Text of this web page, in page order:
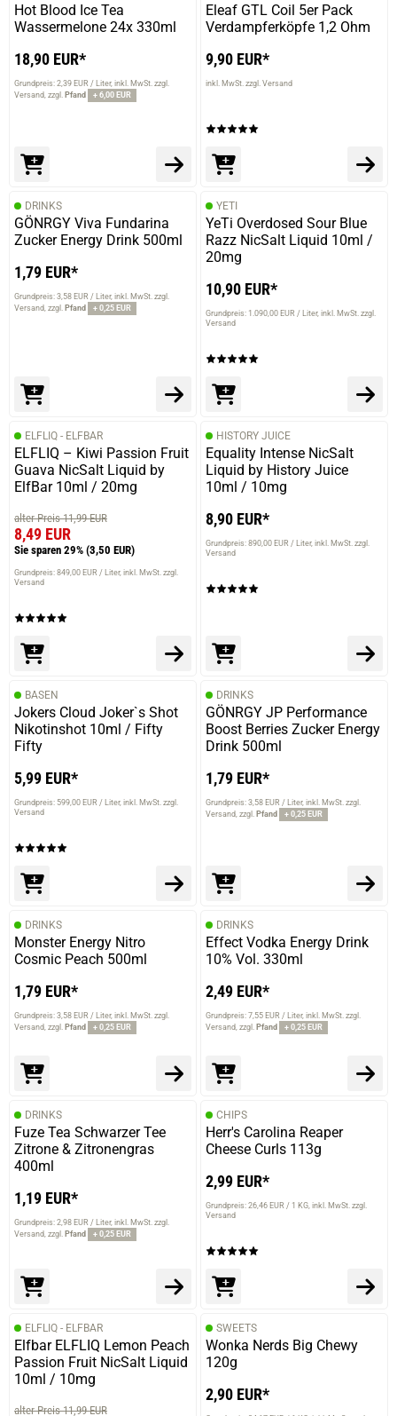
Hot Blood Ice Tea
Wassermelone 24x 330ml
18,90 EUR*
Grundpreis: 2,39 EUR / Liter inkl. MwSt. zzgl.
Versand zzgl. Pfand + 6,00 EUR
Eleaf GTL Coil 5er Pack
Verdampferköpfe 1,2 Ohm
9,90 EUR*
inkl. MwSt. zzgl. Versand
DRINKS
GÖNRGY Viva Fundarina
Zucker Energy Drink 500ml
1,79 EUR*
Grundpreis: 3,58 EUR / Liter inkl. MwSt. zzgl.
Versand zzgl. Pfand + 0,25 EUR
YETI
YeTi Overdosed Sour Blue
Razz NicSalt Liquid 10ml /
20mg
10,90 EUR*
Grundpreis: 1.090,00 EUR / Liter inkl. MwSt. zzgl.
Versand
ELFLIQ - ELFBAR
ELFLIQ – Kiwi Passion Fruit
Guava NicSalt Liquid by
ElfBar 10ml / 20mg
alter Preis 11,99 EUR
8,49 EUR
Sie sparen 29% (3,50 EUR)
Grundpreis: 849,00 EUR / Liter inkl. MwSt. zzgl.
Versand
HISTORY JUICE
Equality Intense NicSalt
Liquid by History Juice
10ml / 10mg
8,90 EUR*
Grundpreis: 890,00 EUR / Liter inkl. MwSt. zzgl.
Versand
BASEN
Jokers Cloud Joker`s Shot
Nikotinshot 10ml / Fifty
Fifty
5,99 EUR*
Grundpreis: 599,00 EUR / Liter inkl. MwSt. zzgl.
Versand
DRINKS
GÖNRGY JP Performance
Boost Berries Zucker Energy
Drink 500ml
1,79 EUR*
Grundpreis: 3,58 EUR / Liter inkl. MwSt. zzgl.
Versand zzgl. Pfand + 0,25 EUR
DRINKS
Monster Energy Nitro
Cosmic Peach 500ml
1,79 EUR*
Grundpreis: 3,58 EUR / Liter inkl. MwSt. zzgl.
Versand zzgl. Pfand + 0,25 EUR
DRINKS
Effect Vodka Energy Drink
10% Vol. 330ml
2,49 EUR*
Grundpreis: 7,55 EUR / Liter inkl. MwSt. zzgl.
Versand zzgl. Pfand + 0,25 EUR
DRINKS
Fuze Tea Schwarzer Tee
Zitrone & Zitronengras
400ml
1,19 EUR*
Grundpreis: 2,98 EUR / Liter inkl. MwSt. zzgl.
Versand zzgl. Pfand + 0,25 EUR
CHIPS
Herr's Carolina Reaper
Cheese Curls 113g
2,99 EUR*
Grundpreis: 26,46 EUR / 1 KG inkl. MwSt. zzgl.
Versand
ELFLIQ - ELFBAR
Elfbar ELFLIQ Lemon Peach
Passion Fruit NicSalt Liquid
10ml / 10mg
alter Preis 11,99 EUR
SWEETS
Wonka Nerds Big Chewy
120g
2,90 EUR*